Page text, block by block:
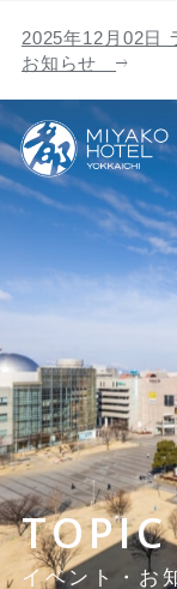
TOPIC
イベント・お
2025年12月02日
お知らせ